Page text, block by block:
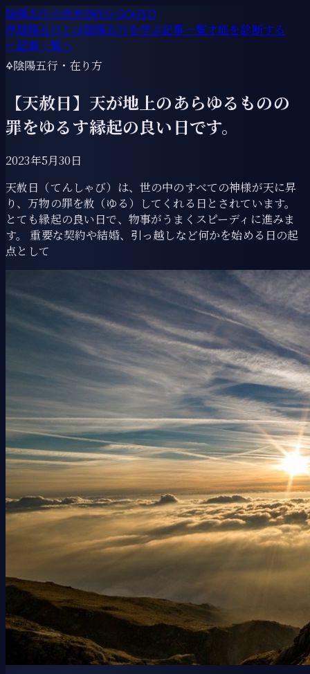
陰陽五行の世界INYO GOGYO
序陰陽五行とは陰陽五行を学ぶ記事一覧才能を診断する
←記事一覧へ
🜍陰陽五行・在り方
【天赦日】天が地上のあらゆるものの
罪をゆるす縁起の良い日です。
2023年5月30日
天赦日（てんしゃび）は、世の中のすべての神様が天に昇
り、万物の罪を赦（ゆる）してくれる日とされています。
とても縁起の良い日で、物事がうまくスピーディに進みま
す。 重要な契約や結婚、引っ越しなど何かを始める日の起
点として